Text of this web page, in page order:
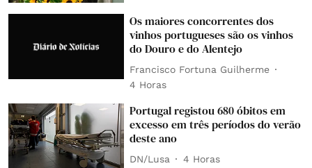
Os maiores concorrentes dos
vinhos portugueses são os vinhos
do Douro e do Alentejo
Francisco Fortuna Guilherme
4 Horas
Portugal registou 680 óbitos em
excesso em três períodos do verão
deste ano
DN/Lusa 4 Horas